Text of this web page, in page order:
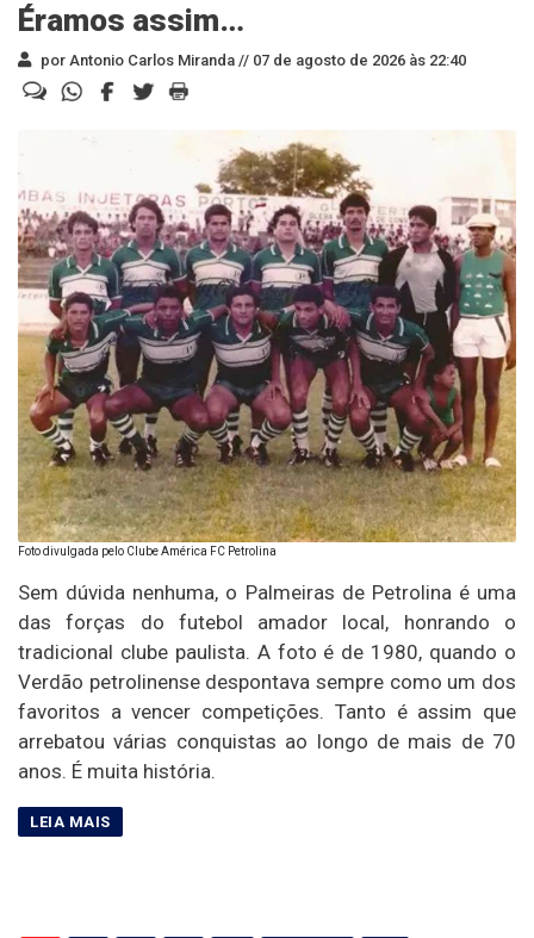
Éramos assim…
por Antonio Carlos Miranda // 07 de agosto de 2026 às 22:40
Foto divulgada pelo Clube América FC Petrolina
Sem dúvida nenhuma, o Palmeiras de Petrolina é uma
das forças do futebol amador local, honrando o
tradicional clube paulista. A foto é de 1980, quando o
Verdão petrolinense despontava sempre como um dos
favoritos a vencer competições. Tanto é assim que
arrebatou várias conquistas ao longo de mais de 70
anos. É muita história.